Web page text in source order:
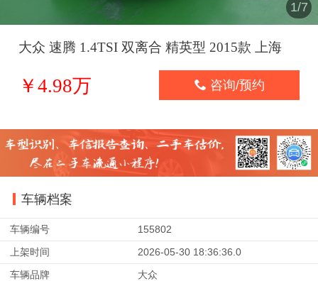
1/7
大众 速腾 1.4TSI 双离合 精英型 2015款 上海
￥4.98万  咨询/预约
车辆档案
车辆编号
155802
上架时间
2026-05-30 18:36:36.0
车辆品牌
大众